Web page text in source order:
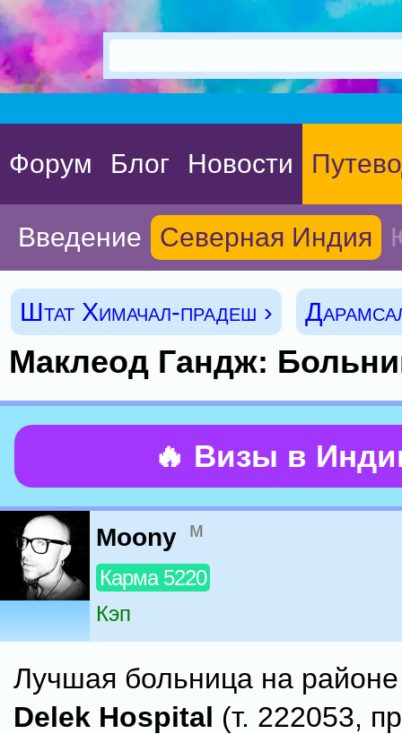
Форум Блог Новости
Введение Северная Индия
Штат Химачал-прадеш ›
Маклеод Гандж:
🔥 Визы в
Moony м
Карма 5220
Кэп
Лучшая больница на
Delek Hospital (т. 222053,